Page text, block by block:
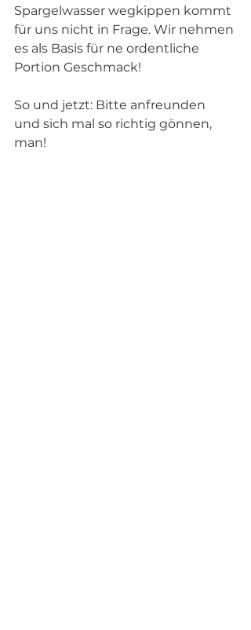
Spargelwasser wegkippen kommt
für uns nicht in Frage. Wir nehmen
es als Basis für ne ordentliche
Portion Geschmack!
So und jetzt: Bitte anfreunden
und sich mal so richtig gönnen,
man!